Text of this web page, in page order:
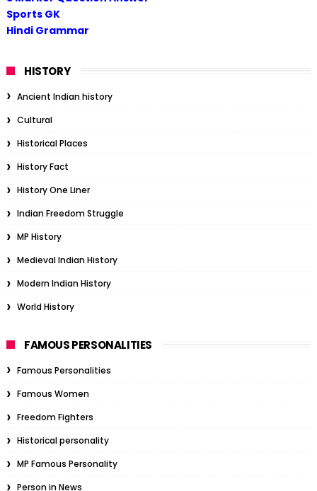
Sports GK
Hindi Grammar
HISTORY
Ancient Indian history
Cultural
Historical Places
History Fact
History One Liner
Indian Freedom Struggle
MP History
Medieval Indian History
Modern Indian History
World History
FAMOUS PERSONALITIES
Famous Personalities
Famous Women
Freedom Fighters
Historical personality
MP Famous Personality
Person in News